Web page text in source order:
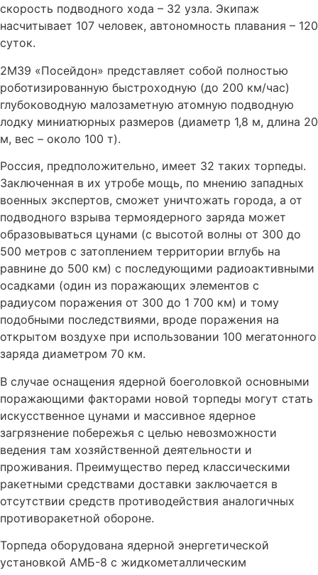
скорость подводного хода – 32 узла. Экипаж
насчитывает 107 человек, автономность плавания – 120
суток.
2М39 «Посейдон» представляет собой полностью
роботизированную быстроходную (до 200 км/час)
глубоководную малозаметную атомную подводную
лодку миниатюрных размеров (диаметр 1,8 м, длина 20
м, вес – около 100 т).
Россия, предположительно, имеет 32 таких торпеды.
Заключенная в их утробе мощь, по мнению западных
военных экспертов, сможет уничтожать города, а от
подводного взрыва термоядерного заряда может
образовываться цунами (с высотой волны от 300 до
500 метров с затоплением территории вглубь на
равнине до 500 км) с последующими радиоактивными
осадками (один из поражающих элементов с
радиусом поражения от 300 до 1 700 км) и тому
подобными последствиями, вроде поражения на
открытом воздухе при использовании 100 мегатонного
заряда диаметром 70 км.
В случае оснащения ядерной боеголовкой основными
поражающими факторами новой торпеды могут стать
искусственное цунами и массивное ядерное
загрязнение побережья с целью невозможности
ведения там хозяйственной деятельности и
проживания. Преимущество перед классическими
ракетными средствами доставки заключается в
отсутствии средств противодействия аналогичных
противоракетной обороне.
Торпеда оборудована ядерной энергетической
установкой АМБ-8 с жидкометаллическим